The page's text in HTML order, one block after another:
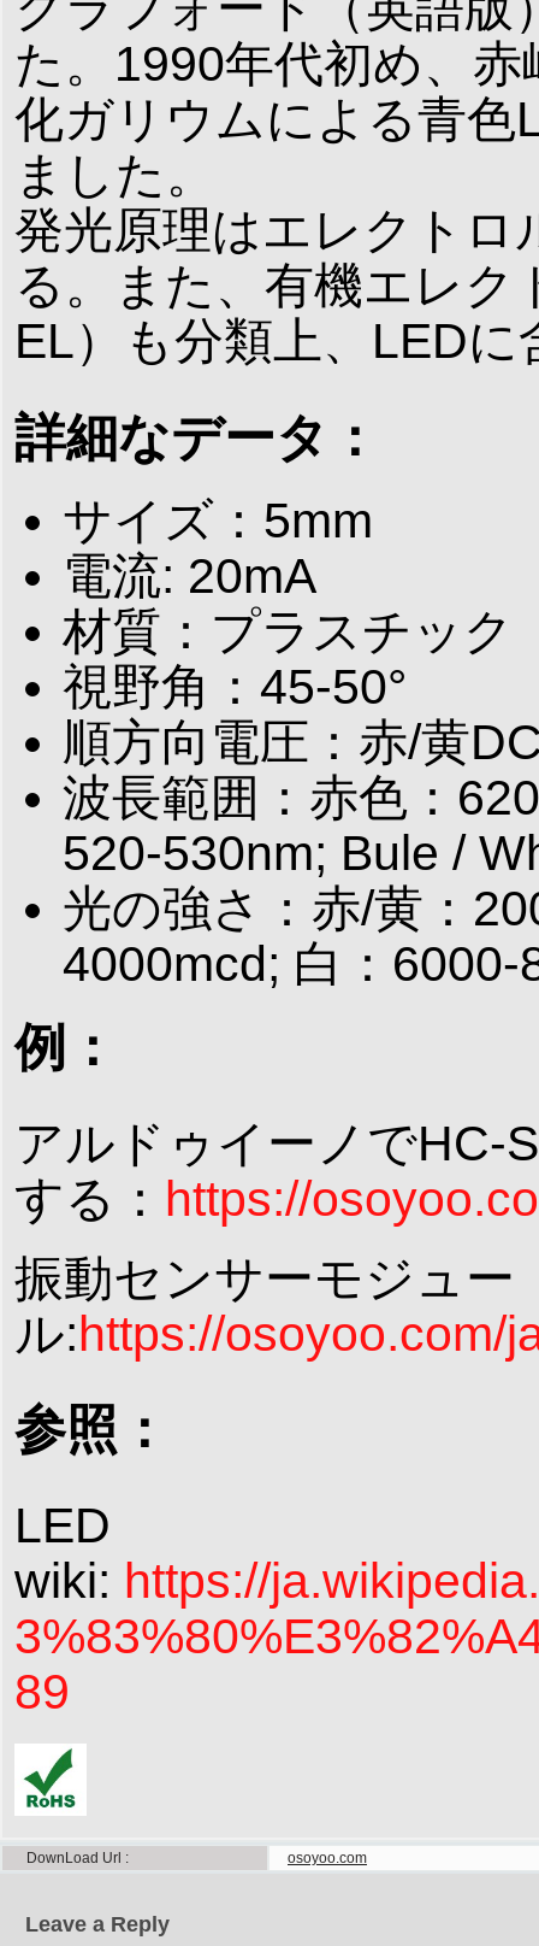
た。1990年代初め、
化ガリウムによる青色
ました。
発光原理はエレクトロ
る。また、有機エレ
EL）も分類上、LED
詳細なデータ：
サイズ：5mm
電流: 20mA
材質：プラスチック
視野角：45-50°
順方向電圧：赤/黄
波長範囲：赤色：
520-530nm; Bule /
光の強さ：赤/黄：
4000mcd; 白：6000-
例：
アルドゥイーノでHC-
する： https://
振動センサーモジュー
ル:https://osoyoo.com/
参照：
LED
wiki: https://
89
DownLoad Url osoyoo.com
Leave a Reply